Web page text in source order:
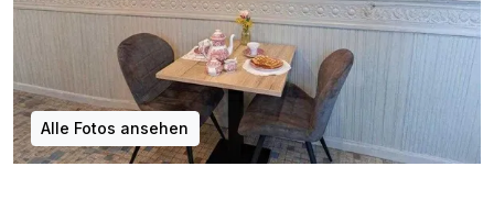
Alle Fotos ansehen